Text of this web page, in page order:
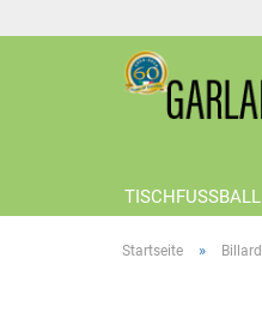
TISCHFUSSBALL
Startseite » Billard